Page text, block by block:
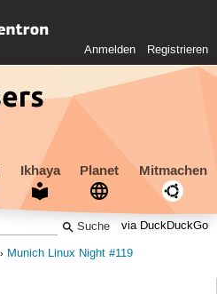
Anmelden Registrieren
Ikhaya Planet Mitmachen
via DuckDuckGo
Munich Linux Night #119